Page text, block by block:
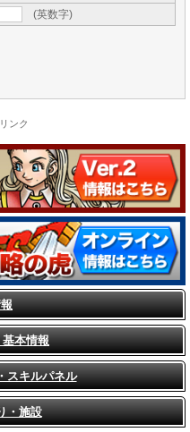
(英数字)
ンク
本情報
スキルパネル
・施設